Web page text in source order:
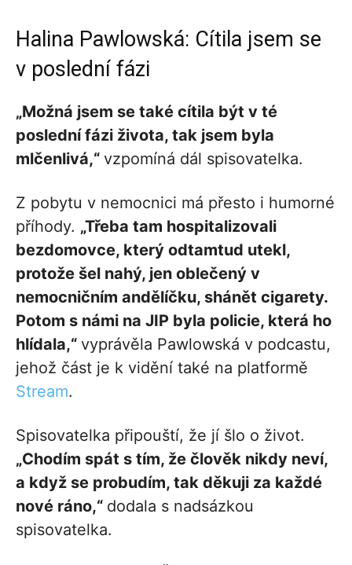
Halina Pawlowská: Cítila jsem se
v poslední fázi
„Možná jsem se také cítila být v té
poslední fázi života, tak jsem byla
mlčenlivá,“ vzpomíná dál spisovatelka.
Z pobytu v nemocnici má přesto i humorné
příhody. „Třeba tam hospitalizovali
bezdomovce, který odtamtud utekl,
protože šel nahý, jen oblečený v
nemocničním andělíčku, shánět cigarety.
Potom s námi na JIP byla policie, která ho
hlídala,“ vyprávěla Pawlowská v podcastu,
jehož část je k vidění také na platformě
Stream.
Spisovatelka připouští, že jí šlo o život.
„Chodím spát s tím, že člověk nikdy neví,
a když se probudím, tak děkuji za každé
nové ráno,“ dodala s nadsázkou
spisovatelka.